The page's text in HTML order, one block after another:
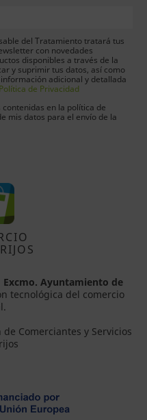
del Tratamiento tratará tus
con novedades
disponibles a través de la
y suprimir tus datos, así como
adicional y detallada
Política de Privacidad
en la política de
mis datos para el envío de la
Excmo. Ayuntamiento de
tecnológica del comercio
de Comerciantes y Servicios